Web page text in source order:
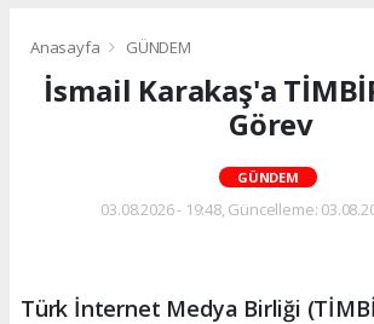
Anasayfa GÜNDEM
İsmail Karakaş'a
Görev
GÜNDEM
03.08.2026 - 19:48, Güncelleme:
Türk İnternet Medya Birliği